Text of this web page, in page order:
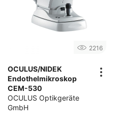
2216
OCULUS/NIDEK
Endothelmikroskop
CEM-530
OCULUS Optikgeräte
GmbH